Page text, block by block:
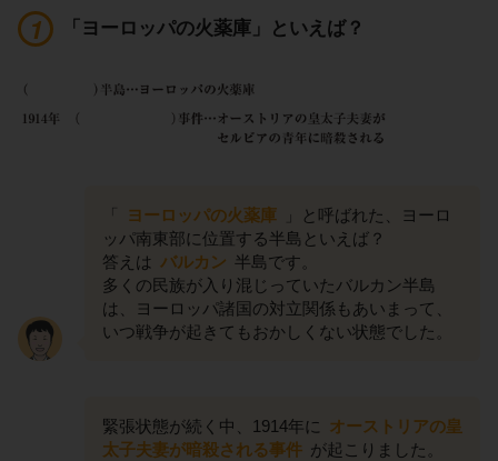
「ヨーロッパの火薬庫」といえば？
「 ヨーロッパの火薬庫
」と呼ばれた、ヨーロ
ッパ南東部に位置する半島といえば？
答えは バルカン 半島です。
多くの民族が入り混じっていたバルカン半島
は、ヨーロッパ諸国の対立関係もあいまって、
いつ戦争が起きてもおかしくない状態でした。
緊張状態が続く中、1914年に オーストリアの皇
太子夫妻が暗殺される事件 が起こりました。